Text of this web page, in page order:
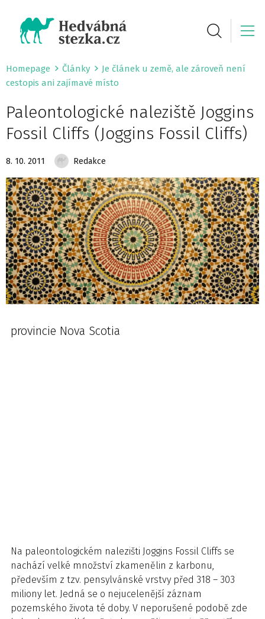
Homepage Články
Je článek u země, ale zároveň není
cestopis ani zajímavé místo
Paleontologické naleziště Joggins
Fossil Cliffs (Joggins Fossil Cliffs)
8. 10. 2011 Redakce
provincie Nova Scotia
Na paleontologickém nalezišti Joggins Fossil Cliffs se
nachází velké množství zkamenělin z karbonu,
především z tzv. pensylvánské vrstvy před 318 – 303
miliony let. Jedná se o nejucelenější záznam
pozemského života té doby. V neporušené podobě zde